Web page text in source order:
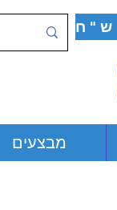
מבצעים